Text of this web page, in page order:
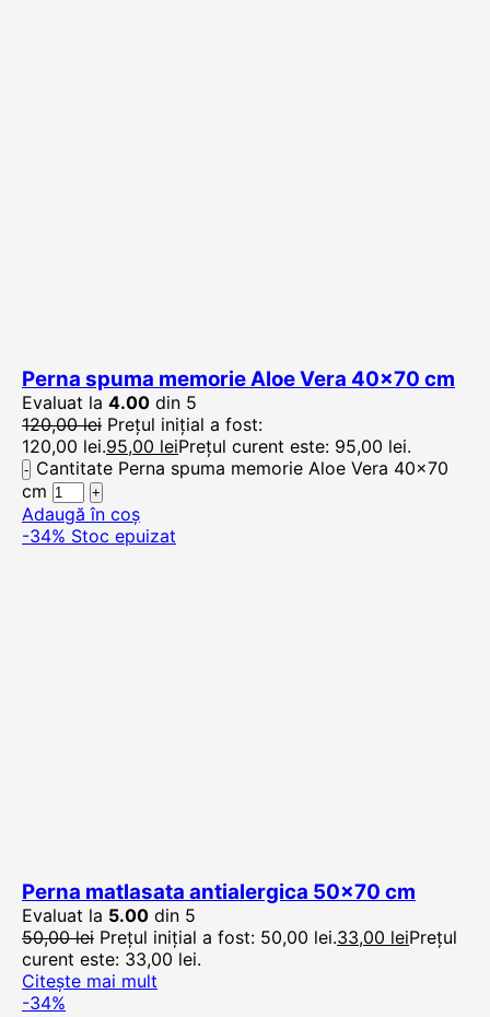
Perna spuma memorie Aloe Vera 40×70 cm
Evaluat la 4.00 din 5
120,00lei Prețul inițial a fost:
120,00 lei.95,00 leiPrețul curent este: 95,00 lei.
Cantitate Perna spuma memorie Aloe Vera 40x70
cm
Adaugă în coș
-34% Stoc epuizat
Perna matlasata antialergica 50×70 cm
Evaluat la 5.00 din 5
50,00lei Prețul inițial a fost: 50,00 lei.33,00 leiPrețul
curent este: 33,00 lei.
Citește mai mult
-34%